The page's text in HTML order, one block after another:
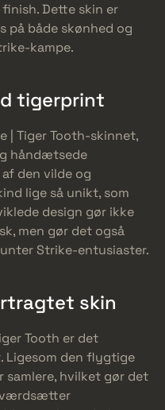
Dette skin er
på både skønhed og
kampe.
tigerprint
| Tiger Tooth-skinnet,
håndætsede
den vilde og
lige så unikt, som
design gør ikke
men gør det også
Strike-entusiaster.
skin
Tooth er det
Ligesom den flygtige
hvilket gør det
værdsætter